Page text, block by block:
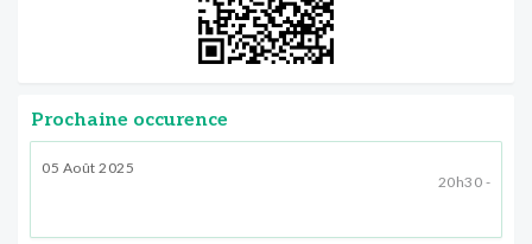
Prochaine occurence
05 Août 2025
20h30 -